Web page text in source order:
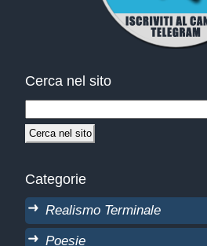
Cerca nel sito
Categorie
Realismo Terminale
Poesie